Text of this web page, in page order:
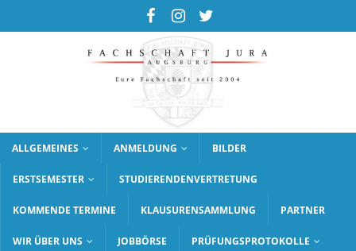
ALLGEMEINES ANMELDUNG BILDER
ERSTSEMESTER STUDIERENDENVERTRETUNG
KOMMENDE TERMINE KLAUSURENSAMMLUNG PARTNER
WIR ÜBER UNS JOBBÖRSE PRÜFUNGSPROTOKOLLE